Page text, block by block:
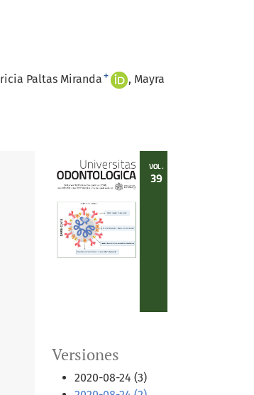
Paltas Miranda +
Mayra
Versiones
2020-08-24 (3)